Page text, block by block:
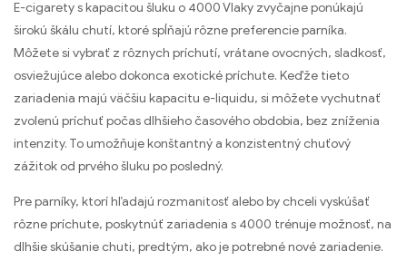
E-cigarety s kapacitou šluku o 4000 Vlaky zvyčajne ponúkajú
širokú škálu chutí, ktoré spĺňajú rôzne preferencie parníka.
Môžete si vybrať z rôznych príchutí, vrátane ovocných, sladkosť,
osviežujúce alebo dokonca exotické príchute. Keďže tieto
zariadenia majú väčšiu kapacitu e-liquidu, si môžete vychutnať
zvolenú príchuť počas dlhšieho časového obdobia, bez zníženia
intenzity. To umožňuje konštantný a konzistentný chuťový
zážitok od prvého šluku po posledný.
Pre parníky, ktorí hľadajú rozmanitosť alebo by chceli vyskúšať
rôzne príchute, poskytnúť zariadenia s 4000 trénuje možnosť, na
dlhšie skúšanie chuti, predtým, ako je potrebné nové zariadenie.